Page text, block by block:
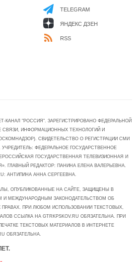
TELEGRAM
ЯНДЕКС ДЗЕН
RSS
КАНАЛ "РОССИЯ". ЗАРЕГИСТРИРОВАНО ФЕДЕРАЛЬНОЙ
СВЯЗИ, ИНФОРМАЦИОННЫХ ТЕХНОЛОГИЙ И
СВИДЕТЕЛЬСТВО О РЕГИСТРАЦИИ СМИ
УЧРЕДИТЕЛЬ: ФЕДЕРАЛЬНОЕ ГОСУДАРСТВЕННОЕ
ГОСУДАРСТВЕННАЯ ТЕЛЕВИЗИОННАЯ И
ГЛАВНЫЙ РЕДАКТОР: ПАНИНА ЕЛЕНА ВАЛЕРЬЕВНА.
АНТИПИНА АННА СЕРГЕЕВНА.
ОПУБЛИКОВАННЫЕ НА САЙТЕ, ЗАЩИЩЕНЫ В
И МЕЖДУНАРОДНЫМ ЗАКОНОДАТЕЛЬСТВОМ ОБ
ПРИ ЛЮБОМ ИСПОЛЬЗОВАНИИ ТЕКСТОВЫХ,
ССЫЛКА НА GTRKPSKOV.RU ОБЯЗАТЕЛЬНА. ПРИ
ТЕКСТОВЫХ МАТЕРИАЛОВ В ИНТЕРНЕТЕ
ОБЯЗАТЕЛЬНА.